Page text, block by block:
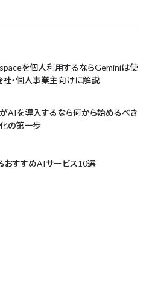
を個人利用するならGeminiは使
社・個人事業主向けに解説
AIを導入するなら何から始めるべき
の第一歩
おすすめAIサービス10選